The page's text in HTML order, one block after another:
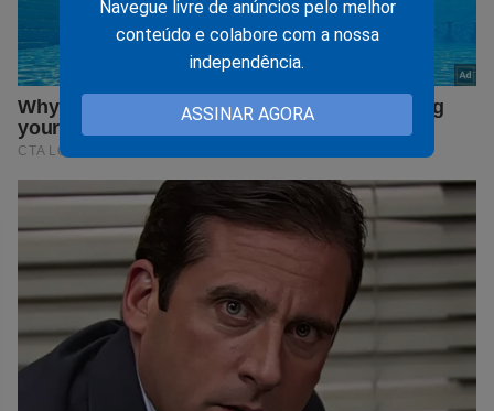
Navegue livre de anúncios pelo melhor
conteúdo e colabore com a nossa
independência.
ASSINAR AGORA